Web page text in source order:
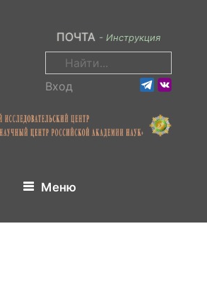
ПОЧТА - Инструкция
Поиск:
Вход
Меню